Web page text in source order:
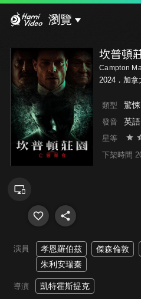
瀏覽
坎普頓
Campton
2024．加拿
類型 驚悚
發音 英語
星等
下架時間
演員 孝恩羅伯茲 傑森倫敦
朱利安瑞秦
導演 凱特霍斯提克